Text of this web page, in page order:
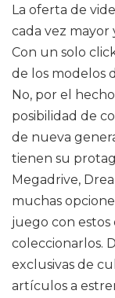
La oferta de
cada vez mayor
Con un solo
de los modelos
No, por el
posibilidad de
de nueva
tienen su
Megadrive,
muchas
juego con
coleccionarlos.
exclusivas de
artículos a